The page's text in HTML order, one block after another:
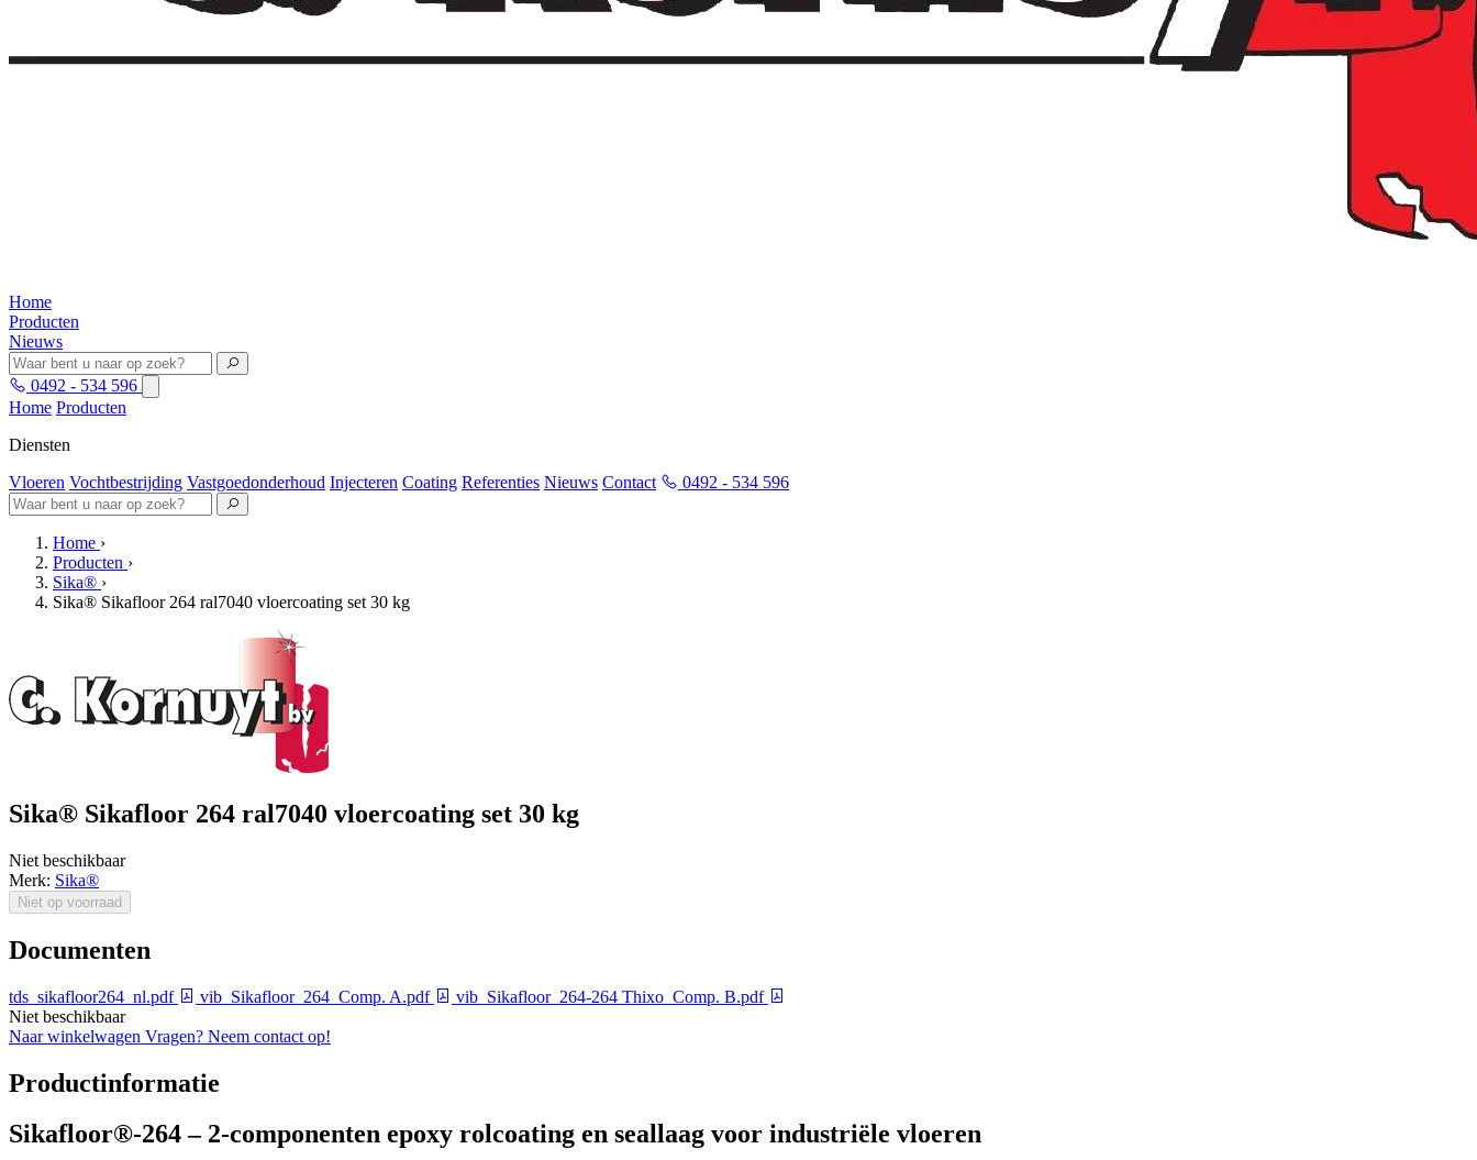
Home
Producten
Nieuws
0492 - 534 596
Home Producten
Diensten
Vloeren Vochtbestrijding Vastgoedonderhoud Injecteren Coating Referenties Nieuws Contact 0492 - 534 596
Home ›
Producten ›
Sika® ›
Sika® Sikafloor 264 ral7040 vloercoating set 30 kg
Sika® Sikafloor 264 ral7040 vloercoating set 30 kg
Niet beschikbaar
Merk: Sika®
Niet op voorraad
Documenten
tds_sikafloor264_nl.pdf vib_Sikafloor_264_Comp. A.pdf
vib_Sikafloor_264-264 Thixo_Comp. B.pdf
Niet beschikbaar
Naar winkelwagen Vragen? Neem contact op!
Productinformatie
Sikafloor®-264 – 2-componenten epoxy rolcoating en seallaag voor industriële vloeren